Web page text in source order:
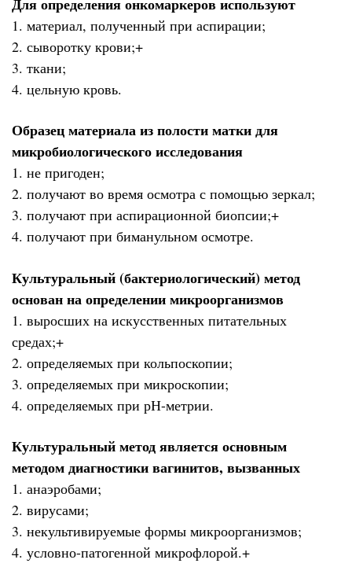
1. материал, полученный при аспирации;
2. сыворотку крови;+
3. ткани;
4. цельную кровь.
Образец материала из полости матки для
микробиологического исследования
1. не пригоден;
2. получают во время осмотра с помощью зеркал;
3. получают при аспирационной биопсии;+
4. получают при биманульном осмотре.
Культуральный (бактериологический) метод
основан на определении микроорганизмов
1. выросших на искусственных питательных
средах;+
2. определяемых при кольпоскопии;
3. определяемых при микроскопии;
4. определяемых при рН-метрии.
Культуральный метод является основным
методом диагностики вагинитов, вызванных
1. анаэробами;
2. вирусами;
3. некультивируемые формы микроорганизмов;
4. условно-патогенной микрофлорой.+